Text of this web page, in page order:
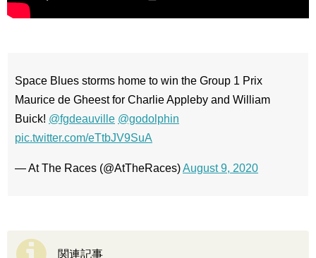
Space Blues storms home to win the Group 1 Prix
Maurice de Gheest for Charlie Appleby and William
Buick! @fgdeauville @godolphin
pic.twitter.com/eTtbJV9SuA
— At The Races (@AtTheRaces)August 9, 2020
関連記事